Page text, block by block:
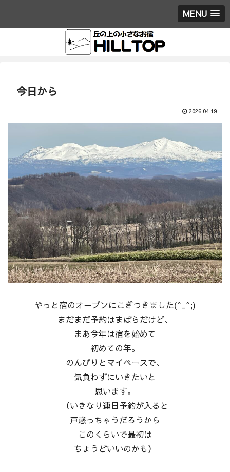
MENU
今日から
2026.04.19
やっと宿のオープンにこぎつきました(^_^;)
まだまだ予約はまばらだけど、
まあ今年は宿を始めて
初めての年。
のんびりとマイペースで、
気負わずにいきたいと
思います。
（いきなり連日予約が入ると
戸惑っちゃうだろうから
このくらいで最初は
ちょうどいいのかも）